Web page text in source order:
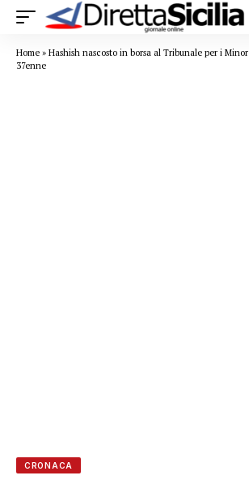
Home » Hashish nascosto in borsa al Tribunale per i
37enne
CRONACA